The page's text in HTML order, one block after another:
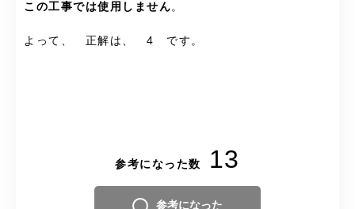
この工事では使用しません。
よって、 正解は、 4 です。
参考になった数 13
参考になった